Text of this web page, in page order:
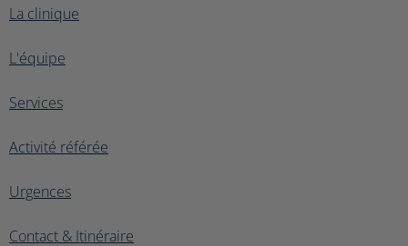
La clinique
L'équipe
Services
Activité référée
Urgences
Contact & Itinéraire